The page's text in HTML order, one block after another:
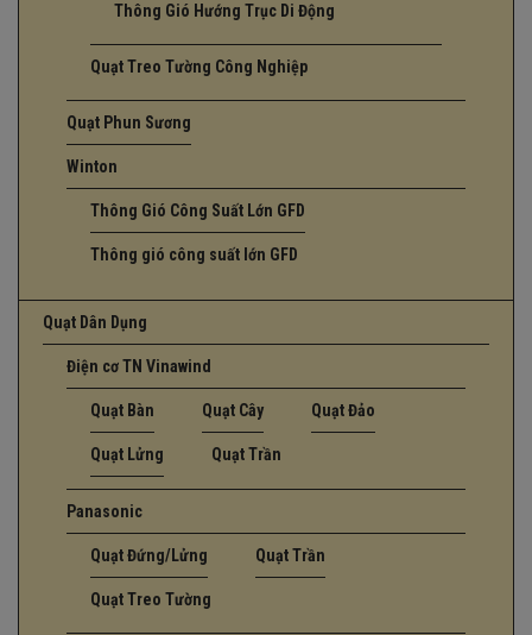
Thông Gió Hướng Trục Di Động
Quạt Treo Tường Công Nghiệp
Quạt Phun Sương
Winton
Thông Gió Công Suất Lớn GFD
Thông gió công suất lớn GFD
Quạt Dân Dụng
Điện cơ TN Vinawind
Quạt Bàn Quạt Cây Quạt Đảo
Quạt Lửng Quạt Trần
Panasonic
Quạt Đứng/Lửng Quạt Trần
Quạt Treo Tường